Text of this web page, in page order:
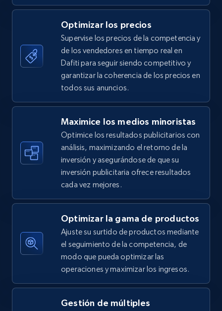
5.4K+ 668+ Comenzar ahora
TikTok Shop - category
URL, Title, Available, Description, Currency, Initial
price, Final price, Discount percent, and more.
TikTok Shop - Collect TikTok shop products
by keywords search
URL, Title, Available, Description, Currency, Initial
price, Final price, Discount percent, and more.
Comenzar ahora
TikTok Shop - discover records by shop url
URL, Title, Available, Description, Currency, Initial
price, Final price, Discount percent, and more.
Optimizar los precios
Supervise los precios de la competencia y
de los vendedores en tiempo real en
Dafiti para seguir siendo competitivo y
garantizar la coherencia de los precios en
todos sus anuncios.
Maximice los medios minoristas
Optimice los resultados publicitarios con
análisis, maximizando el retorno de la
inversión y asegurándose de que su
inversión publicitaria ofrece resultados
cada vez mejores.
Optimizar la gama de productos
Ajuste su surtido de productos mediante
el seguimiento de la competencia, de
modo que pueda optimizar las
operaciones y maximizar los ingresos.
Gestión de múltiples